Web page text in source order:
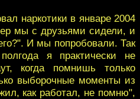
наркотики в январе 2004
мы с друзьями сидели, и
И мы попробовали. Так
я практически не
когда помнишь только
выборочные моменты из
как работал, не помню",